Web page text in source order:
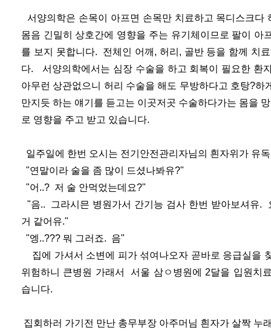
서양의학은 손목이 아프면 손목만 치료하고 목디스크
몸음 긴밀히 상호간에 영향을 주는 유기체이므로 팔이 아
를 보지 못합니다. 전체인 어깨, 허리, 골반 등을 함께 치
다. 서양의학에서는 심장 수술을 하고 회복이 필요한 환
아무런 상관없으니 허리 수술을 해도 무방하다고 호탕?하
만지듯 하는 얘기를 듣고는 이곳저곳 수술하다가는 몸을
로 영향을 주고 받고 있습니다.
일주일에 한번 오시는 전기안전관리자님의 흰자위가 유
"연말이라 술을 좀 많이 드셨나봐유?"
"어..? 저 술 안먹었는데요?"
"음.. 그라시믄 병원가서 간기능 검사 한번 받아보셔유.
거 같어유."
"엥..??? 뭐 그러죠. 음"
집에 가셔서 소변에 피가 섞여나오자 곧바로 응급실을
위험하니 큰병원 가래서 서울 삼ㅇ병원에 2달을 입원치
습니다.
집회하러 가기전 만난 총무부장 아주머님 흰자가 살짝 누